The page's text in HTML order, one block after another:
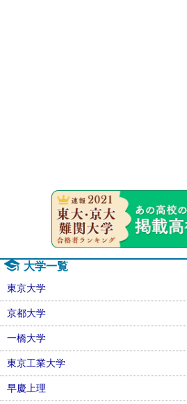
大学一覧
東京大学
京都大学
一橋大学
東京工業大学
早慶上理